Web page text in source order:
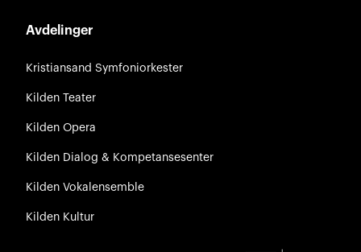
Avdelinger
Kristiansand Symfoniorkester
Kilden Teater
Kilden Opera
Kilden Dialog & Kompetansesenter
Kilden Vokalensemble
Kilden Kultur